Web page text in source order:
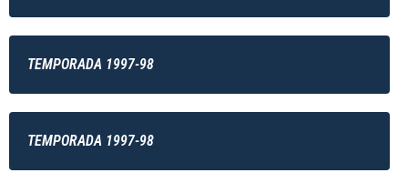
TEMPORADA 1997-98
TEMPORADA 1997-98